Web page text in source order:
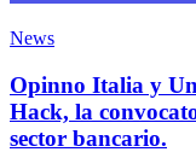
News
Opinno Italia y
Hack, la
sector bancario.